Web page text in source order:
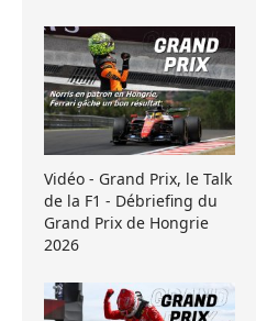
Vidéo - Grand Prix, le Talk
de la F1 - Débriefing du
Grand Prix de Hongrie
2026